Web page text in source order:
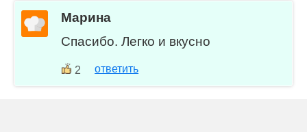
Марина
Спасибо. Легко и вкусно
2 ответить